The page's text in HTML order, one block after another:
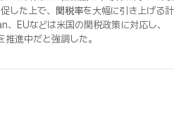
した上で、 関税率を大幅に引き上げる計
EUなどは米国の関税政策に対応し、
推進中だと強調した。